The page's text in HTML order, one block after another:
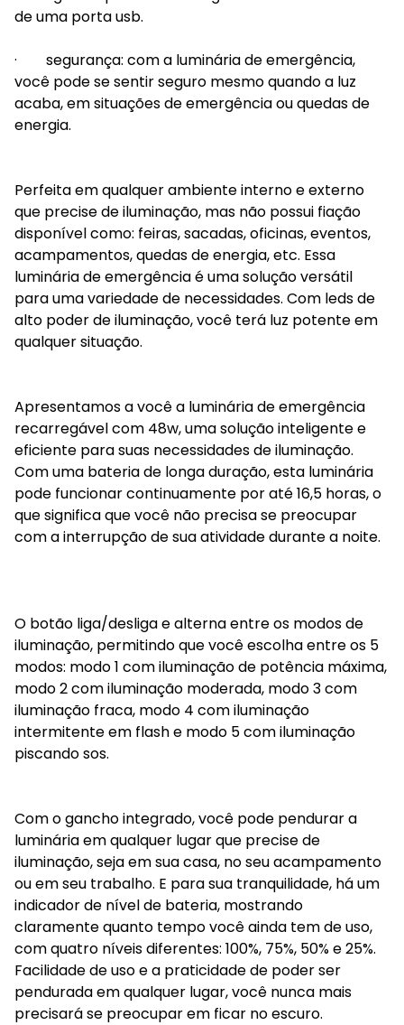
de uma porta usb.
· segurança: com a luminária de emergência,
você pode se sentir seguro mesmo quando a luz
acaba, em situações de emergência ou quedas de
energia.
Perfeita em qualquer ambiente interno e externo
que precise de iluminação, mas não possui fiação
disponível como: feiras, sacadas, oficinas, eventos,
acampamentos, quedas de energia, etc. Essa
luminária de emergência é uma solução versátil
para uma variedade de necessidades. Com leds de
alto poder de iluminação, você terá luz potente em
qualquer situação.
Apresentamos a você a luminária de emergência
recarregável com 48w, uma solução inteligente e
eficiente para suas necessidades de iluminação.
Com uma bateria de longa duração, esta luminária
pode funcionar continuamente por até 16,5 horas, o
que significa que você não precisa se preocupar
com a interrupção de sua atividade durante a noite.
O botão liga/desliga e alterna entre os modos de
iluminação, permitindo que você escolha entre os 5
modos: modo 1 com iluminação de potência máxima,
modo 2 com iluminação moderada, modo 3 com
iluminação fraca, modo 4 com iluminação
intermitente em flash e modo 5 com iluminação
piscando sos.
Com o gancho integrado, você pode pendurar a
luminária em qualquer lugar que precise de
iluminação, seja em sua casa, no seu acampamento
ou em seu trabalho. E para sua tranquilidade, há um
indicador de nível de bateria, mostrando
claramente quanto tempo você ainda tem de uso,
com quatro níveis diferentes: 100%, 75%, 50% e 25%.
Facilidade de uso e a praticidade de poder ser
pendurada em qualquer lugar, você nunca mais
precisará se preocupar em ficar no escuro.